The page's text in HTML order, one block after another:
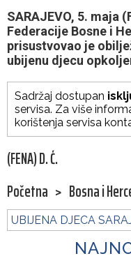
SARAJEVO, 5. maja
Federacije Bosne i
prisustvovao je
ubijenu djecu
Sadržaj dostupan
servisa. Za više
korištenja servisa
(FENA) D. Ć.
Početna > Bosna i
UBIJENA DJECA